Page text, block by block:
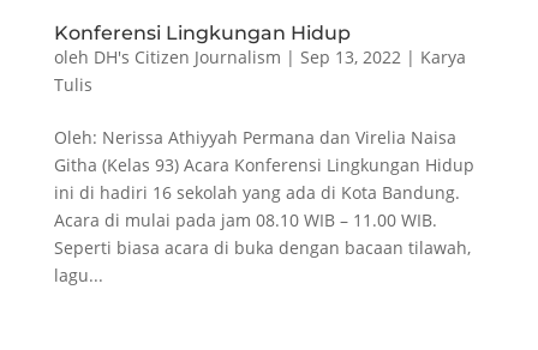
Konferensi Lingkungan Hidup
oleh DH's Citizen Journalism | Sep 13, 2022| Karya
Tulis
Oleh: Nerissa Athiyyah Permana dan Virelia Naisa
Githa (Kelas 93) Acara Konferensi Lingkungan Hidup
ini di hadiri 16 sekolah yang ada di Kota Bandung.
Acara di mulai pada jam 08.10 WIB – 11.00 WIB.
Seperti biasa acara di buka dengan bacaan tilawah,
lagu...